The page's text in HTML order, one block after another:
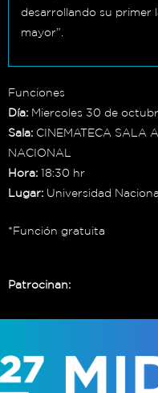
desarrollando su primer
mayor”.
Funciones
Día: Miercoles 30 de
Sala: CINEMATECA SALA
NACIONAL
Hora: 18:30 hr
Lugar: Universidad
*Función gratuita
Patrocinan: